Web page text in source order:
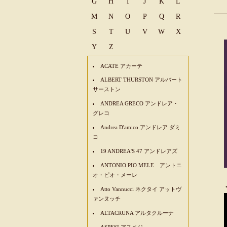
M
N O P Q
R
S
T U V W
X
Y
Z
ACATE アカーテ
ALBERT THURSTON アルバート
サーストン
ANDREA GRECO アンドレア・
グレコ
Andrea D'amico アンドレア ダミ
コ
19 ANDREA'S 47 アンドレアズ
ANTONIO PIO MELE アントニ
オ・ピオ・メーレ
Atto Vannucci ネクタイ アットヴ
ァンヌッチ
ALTACRUNA アルタクルーナ